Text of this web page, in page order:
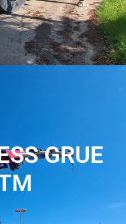
GRUE
allient force et